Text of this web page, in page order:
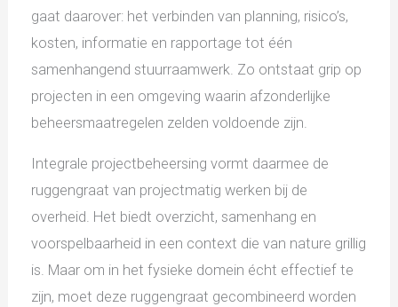
gaat daarover: het verbinden van planning, risico’s,
kosten, informatie en rapportage tot één
samenhangend stuurraamwerk. Zo ontstaat grip op
projecten in een omgeving waarin afzonderlijke
beheersmaatregelen zelden voldoende zijn.
Integrale projectbeheersing vormt daarmee de
ruggengraat van projectmatig werken bij de
overheid. Het biedt overzicht, samenhang en
voorspelbaarheid in een context die van nature grillig
is. Maar om in het fysieke domein écht effectief te
zijn, moet deze ruggengraat gecombineerd worden